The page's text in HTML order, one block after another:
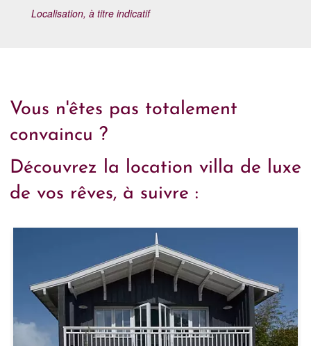
Localisation, à titre indicatif
Vous n'êtes pas totalement
convaincu ?
Découvrez la location villa de luxe
de vos rêves, à suivre :